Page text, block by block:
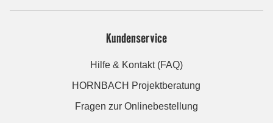
Kundenservice
Hilfe & Kontakt (FAQ)
HORNBACH Projektberatung
Fragen zur Onlinebestellung